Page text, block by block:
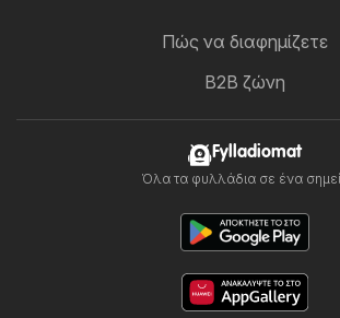
Πώς να διαφημίζετε
B2B ζώνη
Fylladiomat
Όλα τα φυλλάδια σε ένα